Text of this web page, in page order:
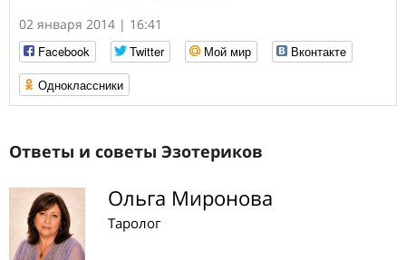
02 января 2014 | 16:41
Facebook
Twitter Мой мир
Вконтакте
Одноклассники
Ответы и советы Эзотериков
Ольга Миронова
Таролог